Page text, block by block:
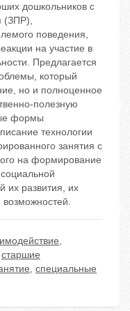
дошкольников с
(ЗПР),
поведения,
на участие в
Предлагается
который
но и полноценное
полезную
формы
технологии
занятия с
на формирование
их развития, их
возможностей.
,
старшие
, специальные